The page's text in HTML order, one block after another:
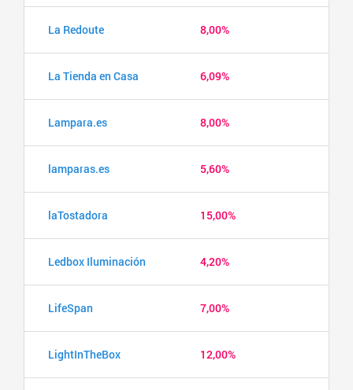
La Redoute 8,00%
La Tienda en Casa 6,09%
Lampara.es 8,00%
lamparas.es 5,60%
laTostadora 15,00%
Ledbox Iluminación 4,20%
LifeSpan 7,00%
LightInTheBox 12,00%